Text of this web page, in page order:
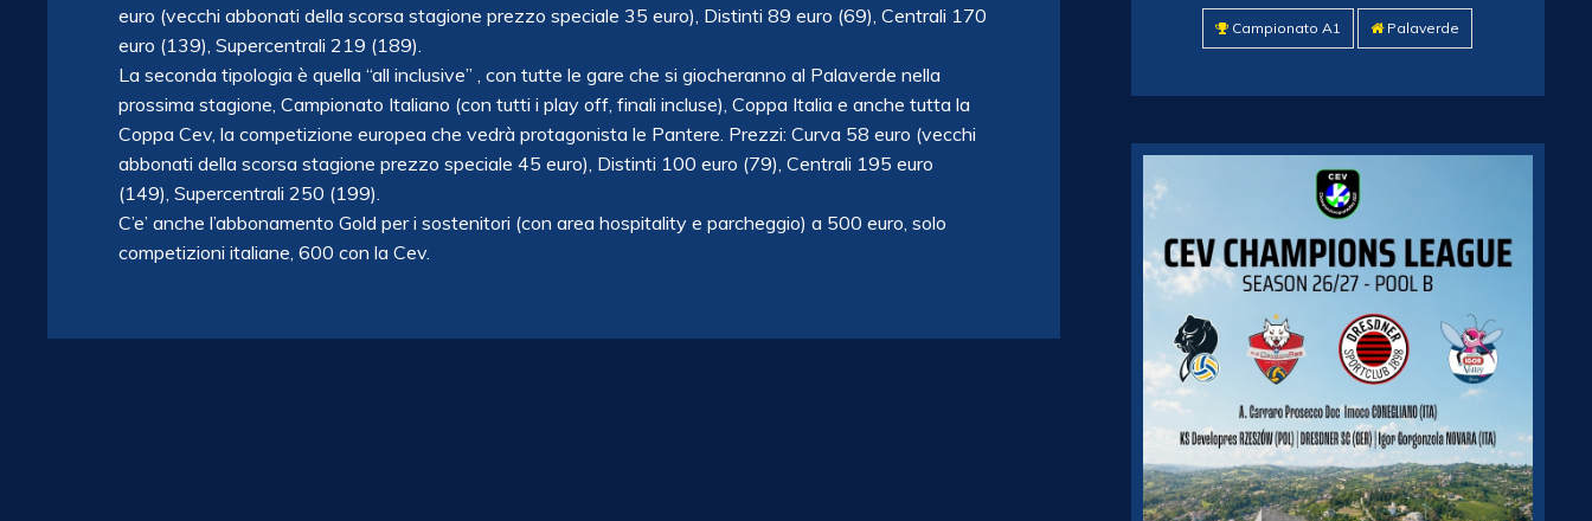
euro (vecchi abbonati della scorsa stagione prezzo speciale 35 euro), Distinti 89 euro (69), Centrali 170
euro (139), Supercentrali 219 (189).
La seconda tipologia è quella “all inclusive” , con tutte le gare che si giocheranno al Palaverde nella
prossima stagione, Campionato Italiano (con tutti i play off, finali incluse), Coppa Italia e anche tutta la
Coppa Cev, la competizione europea che vedrà protagonista le Pantere. Prezzi: Curva 58 euro (vecchi
abbonati della scorsa stagione prezzo speciale 45 euro), Distinti 100 euro (79), Centrali 195 euro
(149), Supercentrali 250 (199).
C’e’ anche l’abbonamento Gold per i sostenitori (con area hospitality e parcheggio) a 500 euro, solo
competizioni italiane, 600 con la Cev.
Campionato A1 Palaverde